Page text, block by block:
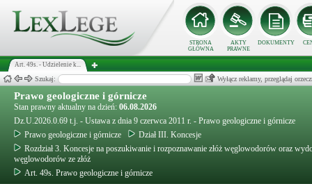
STRONA
GŁÓWNA
AKTY
PRAWNE
DOKUMENTY
Art. 49s. - Udzielenie k...
Szukaj: Wyłącz reklamy, przeglądaj
Prawo geologiczne i górnicze
Stan prawny aktualny na dzień: 06.08.2026
Dz.U.2026.0.69 t.j. - Ustawa z dnia 9 czerwca 2011 r. - Prawo geologiczne i górnicze
Prawo geologiczne i górnicze
Dział III. Koncesje
Rozdział 3. Koncesje na poszukiwanie i rozpoznawanie złóż węglowodorów oraz
węglowodorów ze złóż
Art. 49s. Prawo geologiczne i górnicze